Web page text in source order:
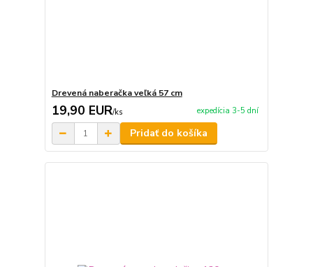
Drevená naberačka veľká 57 cm
19,90 EUR/ks expedícia 3-5 dní
Pridať do košíka